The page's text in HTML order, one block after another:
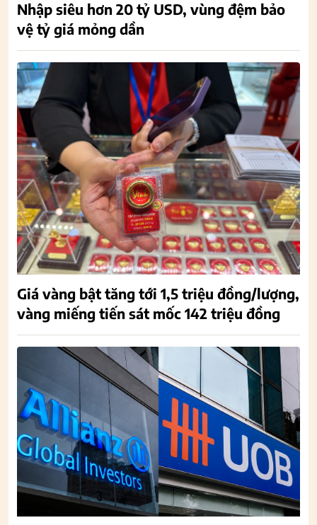
Nhập siêu hơn 20 tỷ USD, vùng đệm bảo
vệ tỷ giá mỏng dần
Giá vàng bật tăng tới 1,5 triệu đồng/lượng,
vàng miếng tiến sát mốc 142 triệu đồng